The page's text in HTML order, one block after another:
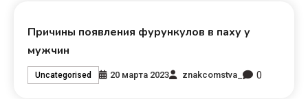
Причины появления фурункулов в паху у
мужчин
Uncategorised 20 марта 2023 znakcomstva_ 0